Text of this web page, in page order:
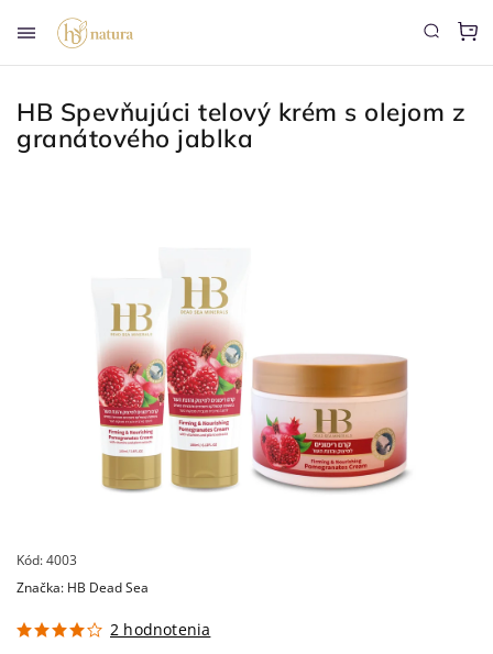
HB Spevňujúci telový krém s olejom z
granátového jablka
Kód:4003
2 hodnotenia
Značka: HB Dead Sea